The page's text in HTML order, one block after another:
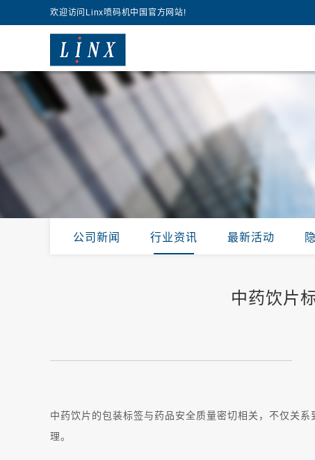
欢迎访问Linx喷码机中国官方网站!
公司新闻 行业资讯 最新活动
中药饮片
中药饮片的包装标签与药品安全质量密切相关，不仅关
理。